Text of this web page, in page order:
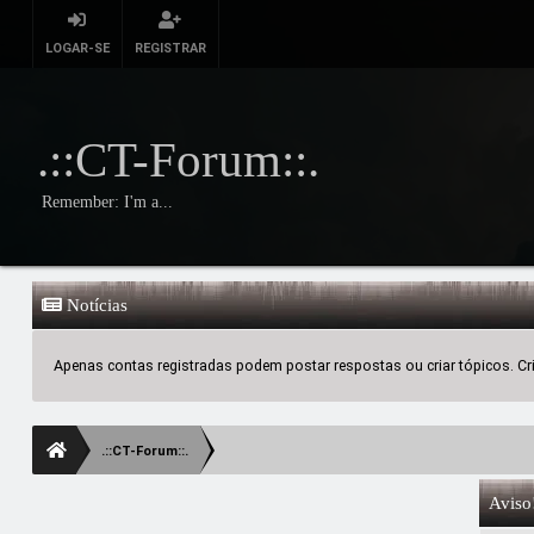
LOGAR-SE REGISTRAR
.::CT-Forum::.
Remember: I'm a...
Notícias
Apenas contas registradas podem postar respostas ou criar tópicos.
.::CT-Forum::.